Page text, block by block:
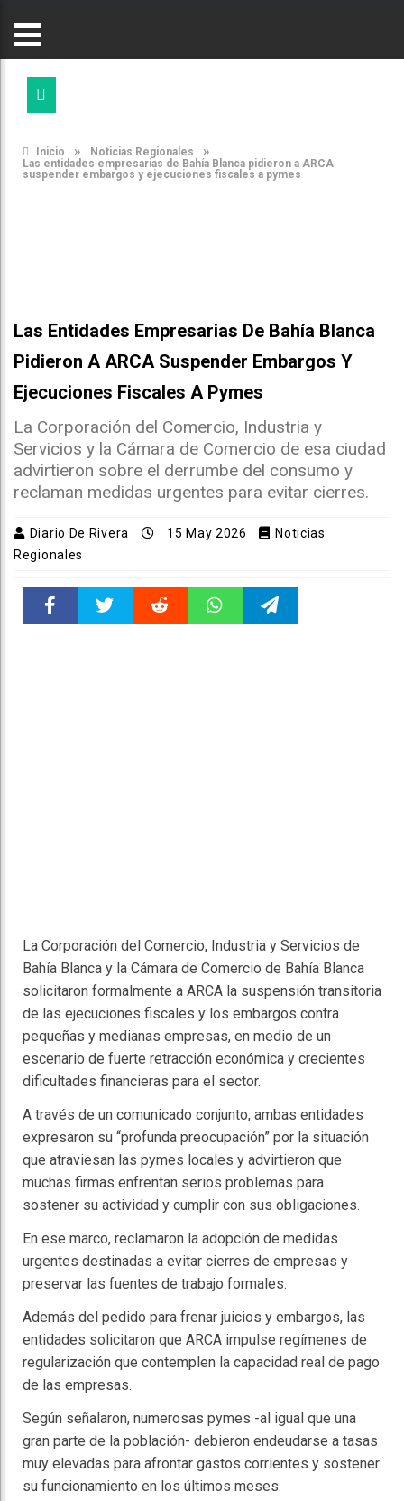
Inicio » Noticias Regionales »
Las entidades empresarias de Bahía Blanca pidieron a ARCA
suspender embargos y ejecuciones fiscales a pymes
Las Entidades Empresarias De Bahía Blanca
Pidieron A ARCA Suspender Embargos Y
Ejecuciones Fiscales A Pymes
La Corporación del Comercio, Industria y
Servicios y la Cámara de Comercio de esa ciudad
advirtieron sobre el derrumbe del consumo y
reclaman medidas urgentes para evitar cierres.
Diario De Rivera 15 May 2026
Noticias
Regionales
La Corporación del Comercio, Industria y Servicios de
Bahía Blanca y la Cámara de Comercio de Bahía Blanca
solicitaron formalmente a ARCA la suspensión transitoria
de las ejecuciones fiscales y los embargos contra
pequeñas y medianas empresas, en medio de un
escenario de fuerte retracción económica y crecientes
dificultades financieras para el sector.
A través de un comunicado conjunto, ambas entidades
expresaron su “profunda preocupación” por la situación
que atraviesan las pymes locales y advirtieron que
muchas firmas enfrentan serios problemas para
sostener su actividad y cumplir con sus obligaciones.
En ese marco, reclamaron la adopción de medidas
urgentes destinadas a evitar cierres de empresas y
preservar las fuentes de trabajo formales.
Además del pedido para frenar juicios y embargos, las
entidades solicitaron que ARCA impulse regímenes de
regularización que contemplen la capacidad real de pago
de las empresas.
Según señalaron, numerosas pymes -al igual que una
gran parte de la población- debieron endeudarse a tasas
muy elevadas para afrontar gastos corrientes y sostener
su funcionamiento en los últimos meses.